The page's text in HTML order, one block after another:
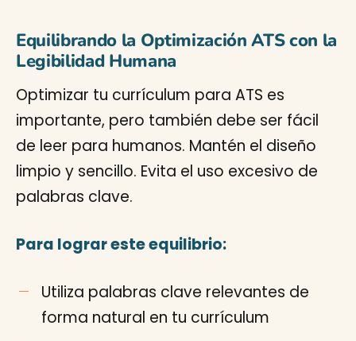
Equilibrando la Optimización ATS con la
Legibilidad Humana
Optimizar tu currículum para ATS es
importante, pero también debe ser fácil
de leer para humanos. Mantén el diseño
limpio y sencillo. Evita el uso excesivo de
palabras clave.
Para lograr este equilibrio:
Utiliza palabras clave relevantes de
forma natural en tu currículum